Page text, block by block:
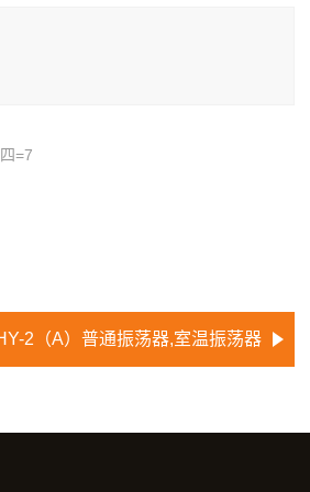
=7
2（A）普通振荡器,室温振荡器